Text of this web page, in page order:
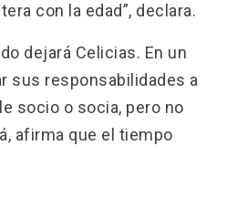
con la edad”, declara.
dejará Celicias. En un
sus responsabilidades a
socio o socia, pero no
afirma que el tiempo